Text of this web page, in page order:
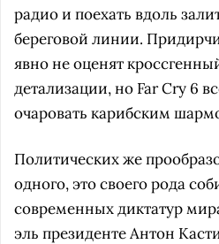
радио и поехать вдоль
береговой линии.
явно не оценят
детализации, но Far Cry 6
очаровать карибским
Политических же
одного, это своего рода
современных диктатур
эль президенте Антон